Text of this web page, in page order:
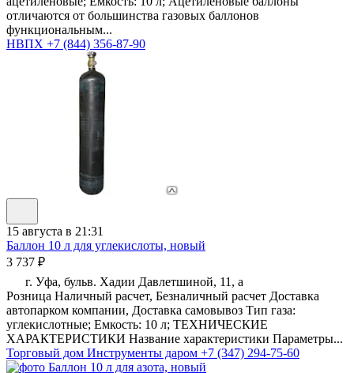
отличаются от большинства газовых баллонов
функциональным...
НВПХ +7 (844) 356-87-90
15 августа в 21:31
Баллон 10 л для углекислоты, новый
3 737 ₽
г. Уфа, бульв. Хадии Давлетшиной, 11, а
Розница Наличный расчет, Безналичный расчет Доставка
автопарком компании, Доставка самовывоз Тип газа:
углекислотные; Емкость: 10 л; ТЕХНИЧЕСКИЕ
ХАРАКТЕРИСТИКИ Название характеристики Параметры...
Торговый дом Инструменты даром +7 (347) 294-75-60